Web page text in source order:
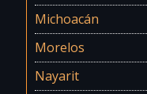
Michoacán
Morelos
Nayarit